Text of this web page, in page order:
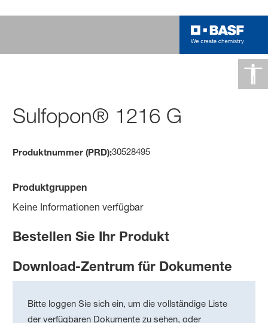
Sulfopon® 1216 G
Produktnummer (PRD):30528495
Produktgruppen
Keine Informationen verfügbar
Bestellen Sie Ihr Produkt
Download-Zentrum für Dokumente
Bitte loggen Sie sich ein, um die vollständige Liste
der verfügbaren Dokumente zu sehen, oder